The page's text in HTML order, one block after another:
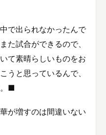
で出られなかったんで
た試合ができるので、
て素晴らしいものをお
うと思っているんで、
。■
が増すのは間違いない